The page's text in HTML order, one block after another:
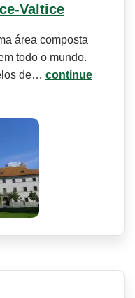
Valtice
área composta
todo o mundo.
de… continue